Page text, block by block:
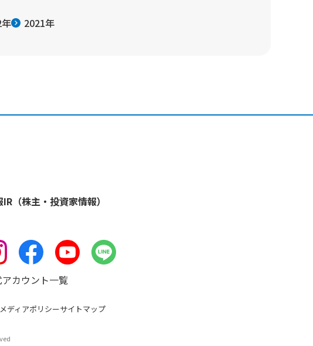
2021年
IR（株主・投資家情報）
アカウント一覧
ディアポリシーサイトマップ